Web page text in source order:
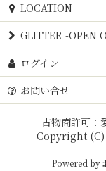
LOCATION
GLITTER -OPEN
ログイン
お問い合せ
古物商許可：
Copyright (C)
Powered by